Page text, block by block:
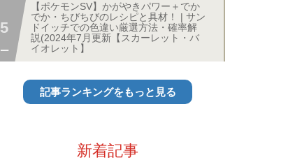
【ポケモンSV】かがやきパワー＋でか
でか・ちびちびのレシピと具材！ | サン
ドイッチでの色違い厳選方法・確率解
説(2024年7月更新【スカーレット・バ
イオレット】
記事ランキングをもっと見る
新着記事